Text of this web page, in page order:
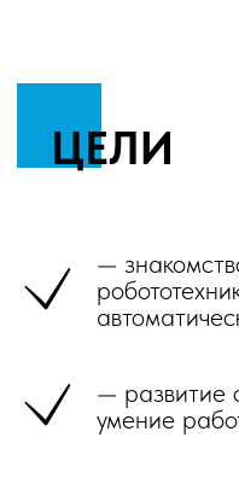
—
— развитие
умение